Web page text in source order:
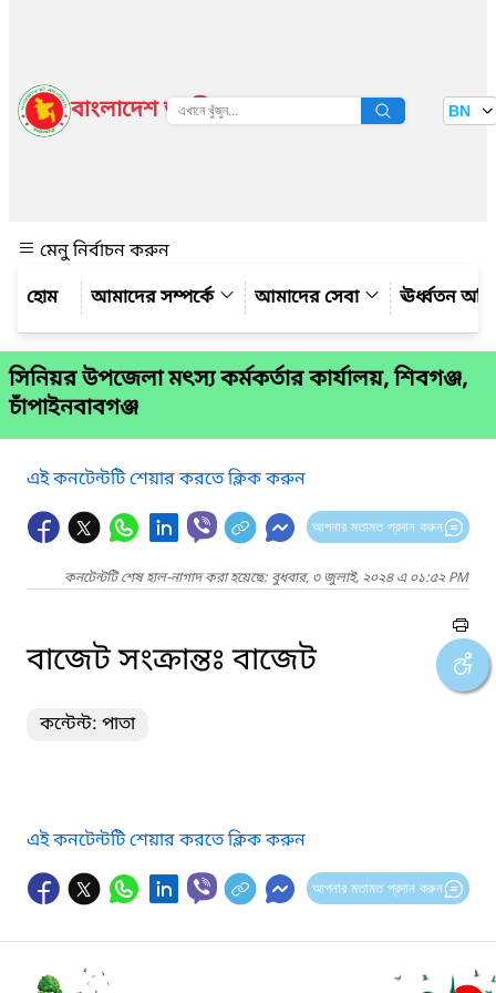
বাংলাদেশ জাতীয় তথ্য বাতায়ন BN
মেনু নির্বাচন করুন
আমাদের সম্পর্কে
আমাদের সেবা ঊর্ধ্বতন
সিনিয়র উপজেলা মৎস্য কর্মকর্তার কার্যালয়, শিবগঞ্জ,
চাঁপাইনবাবগঞ্জ
এই কনটেন্টটি শেয়ার করতে ক্লিক করুন
আপনার মতামত প্রদান করুন
কনটেন্টটি শেষ হাল-নাগাদ করা হয়েছে: বুধবার, ৩ জুলাই, ২০২৪ এ ০১:৫২ PM
বাজেট সংক্রান্তঃ বাজেট
কন্টেন্ট: পাতা
এই কনটেন্টটি শেয়ার করতে ক্লিক করুন
আপনার মতামত প্রদান করুন